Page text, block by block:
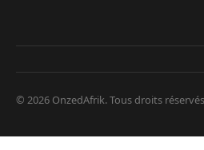
© 2026 OnzedAfrik. Tous droits